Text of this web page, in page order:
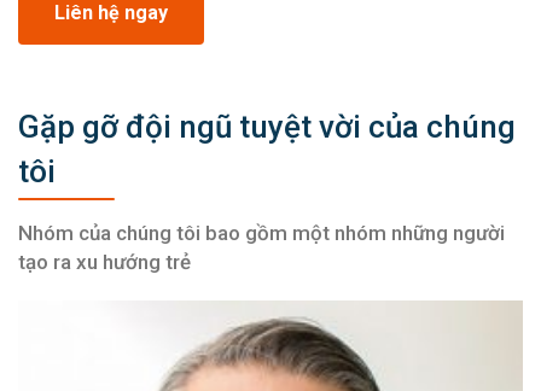
Liên hệ ngay
Gặp gỡ đội ngũ tuyệt vời của chúng
tôi
Nhóm của chúng tôi bao gồm một nhóm những người
tạo ra xu hướng trẻ